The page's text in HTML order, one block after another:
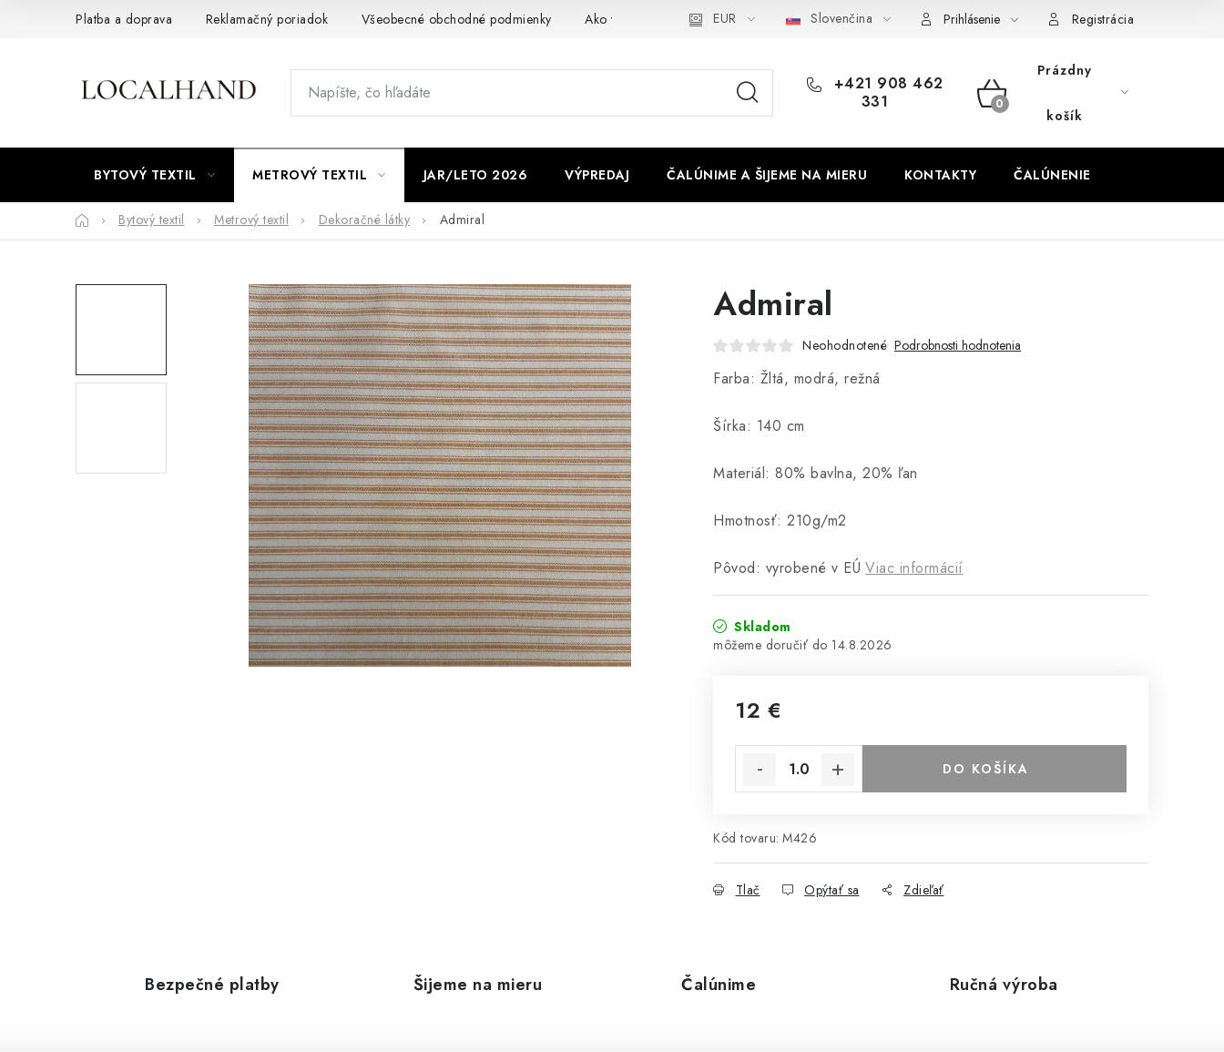
Platba a doprava Reklamačný poriadok Všeobecné obchodné podmienky Ako využíváme cookies Ochrana osobných údajov Odstúpenie od zmluvy
EUR Slovenčina Prihlásenie Registrácia
+421 908 462
331
NÁKUPNÝ
Prázdny
košík
BYTOVÝ TEXTIL METROVÝ TEXTIL JAR/LETO 2026 VÝPREDAJ ČALÚNIME A ŠIJEME NA MIERU KONTAKTY ČALÚNENIE
DomovBytový textil Metrový textil Dekoračné látky Admiral
Admiral
Neohodnotené Podrobnosti hodnotenia
Farba: Žltá, modrá, režná
Šírka: 140 cm
Materiál: 80% bavlna, 20% ľan
Hmotnosť: 210g/m2
Pôvod: vyrobené v EÚ Viac informácií
Skladom
14.8.2026
12 €
DO KOŠÍKA
Kód tovaru: M426
Tlač Opýtať sa Zdieľať
Bezpečné platby Šijeme na mieru Čalúnime Ručná výroba